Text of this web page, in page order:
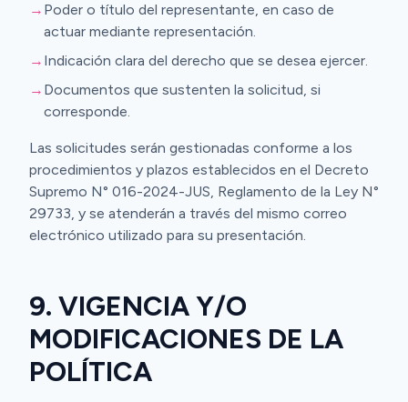
→ Poder o título del representante, en caso de
actuar mediante representación.
→ Indicación clara del derecho que se desea ejercer.
→ Documentos que sustenten la solicitud, si
corresponde.
Las solicitudes serán gestionadas conforme a los
procedimientos y plazos establecidos en el Decreto
Supremo N° 016-2024-JUS, Reglamento de la Ley N°
29733, y se atenderán a través del mismo correo
electrónico utilizado para su presentación.
9. VIGENCIA Y/O
MODIFICACIONES DE LA
POLÍTICA